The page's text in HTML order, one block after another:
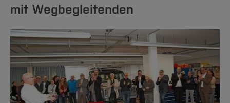
#27
#28
#29
#30
mit Wegbegleitenden